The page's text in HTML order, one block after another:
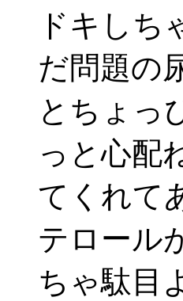
ドキしち
だ問題の
とちょっ
っと心配
てくれて
テロール
ちゃ駄目